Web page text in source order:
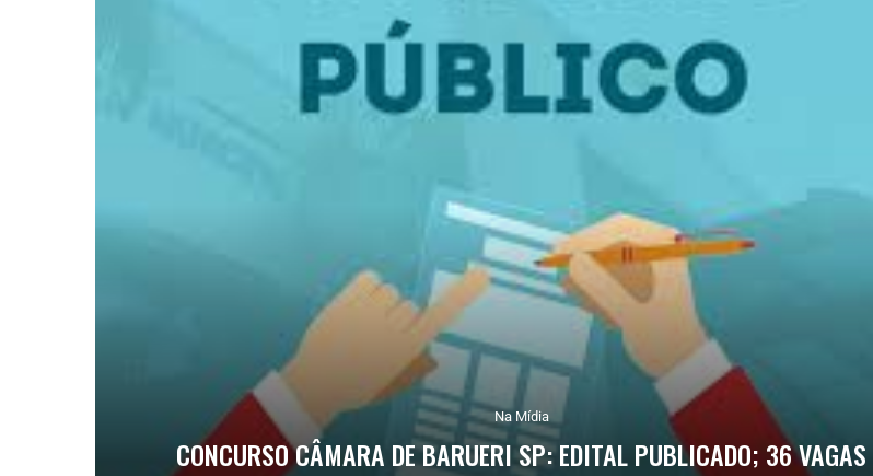
Na Mídia
CONCURSO CÂMARA DE BARUERI SP: EDITAL PUBLICADO; 36 VAGAS